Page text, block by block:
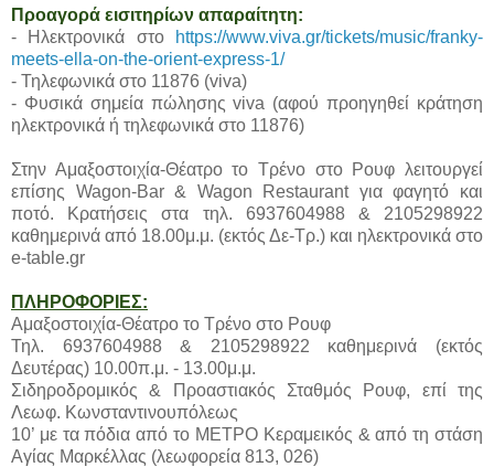
Προαγορά εισιτηρίων απαραίτητη:
- Ηλεκτρονικά στο
https://www.viva.gr/tickets/music/franky-
meets-ella-on-the-orient-express-1/
- Τηλεφωνικά στο 11876 (viva)
- Φυσικά σημεία πώλησης viva (αφού προηγηθεί κράτηση
ηλεκτρονικά ή τηλεφωνικά στο 11876)
Στην Αμαξοστοιχία-Θέατρο το Τρένο στο Ρουφ λειτουργεί
επίσης Wagon-Bar & Wagon Restaurant για φαγητό και
ποτό. Κρατήσεις στα τηλ. 6937604988 & 2105298922
καθημερινά από 18.00μ.μ. (εκτός Δε-Τρ.) και ηλεκτρονικά στο
e-table.gr
ΠΛΗΡΟΦΟΡΙΕΣ:
Αμαξοστοιχία-Θέατρο το Τρένο στο Ρουφ
Τηλ. 6937604988 & 2105298922 καθημερινά (εκτός
Δευτέρας) 10.00π.μ. - 13.00μ.μ.
Σιδηροδρομικός & Προαστιακός Σταθμός Ρουφ, επί της
Λεωφ. Κωνσταντινουπόλεως
10’ με τα πόδια από το ΜΕΤΡΟ Κεραμεικός & από τη στάση
Αγίας Μαρκέλλας (λεωφορεία 813, 026)